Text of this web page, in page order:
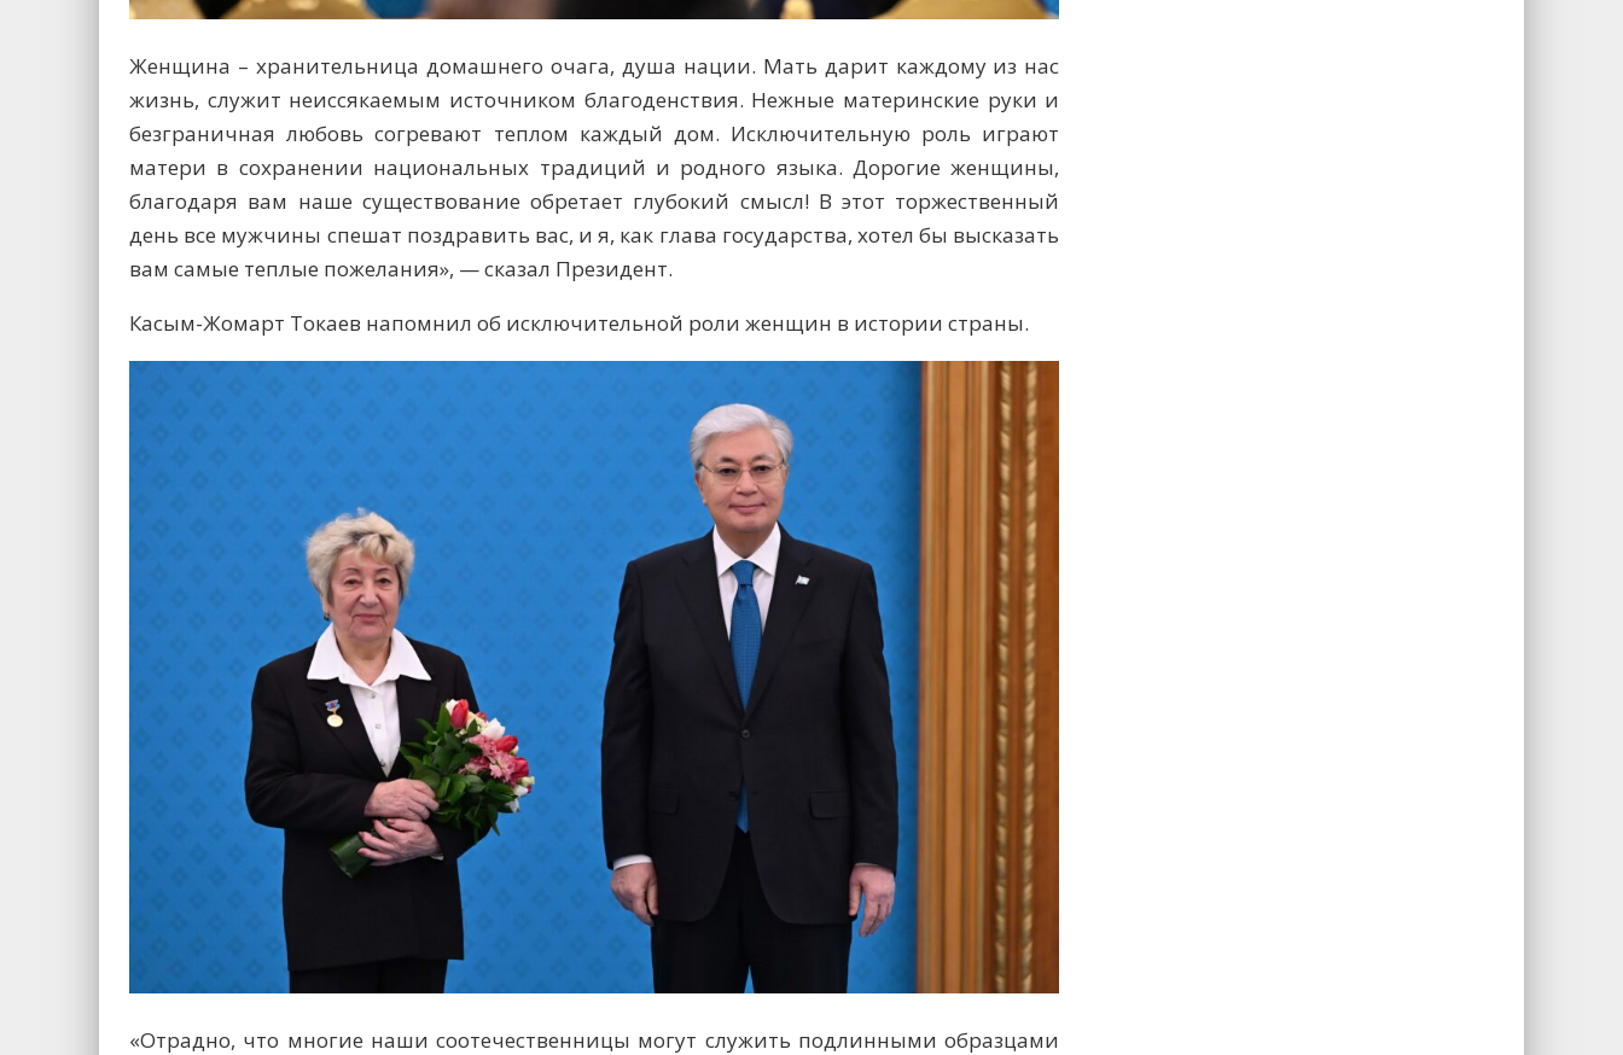
Женщина – хранительница домашнего очага, душа нации. Мать дарит каждому из нас
жизнь, служит неиссякаемым источником благоденствия. Нежные материнские руки и
безграничная любовь согревают теплом каждый дом. Исключительную роль играют
матери в сохранении национальных традиций и родного языка. Дорогие женщины,
благодаря вам наше существование обретает глубокий смысл! В этот торжественный
день все мужчины спешат поздравить вас, и я, как глава государства, хотел бы высказать
вам самые теплые пожелания», — сказал Президент.
Касым-Жомарт Токаев напомнил об исключительной роли женщин в истории страны.
«Отрадно, что многие наши соотечественницы могут служить подлинными образцами